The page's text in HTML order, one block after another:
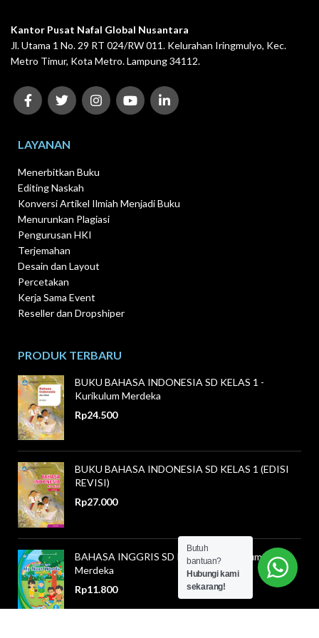
Kantor Pusat Nafal Global Nusantara
Jl. Utama 1 No. 29 RT 024/RW 011. Kelurahan Iringmulyo, Kec.
Metro Timur, Kota Metro. Lampung 34112.
LAYANAN
Menerbitkan Buku
Editing Naskah
Konversi Artikel Ilmiah Menjadi Buku
Menurunkan Plagiasi
Pengurusan HKI
Terjemahan
Desain dan Layout
Percetakan
Kerja Sama Event
Reseller dan Dropshiper
PRODUK TERBARU
BUKU BAHASA INDONESIA SD KELAS 1 -
Kurikulum Merdeka
Rp24.500
BUKU BAHASA INDONESIA SD KELAS 1 (EDISI
REVISI)
Rp27.000
BAHASA INGGRIS SD KELAS 1 Kurikulum
Merdeka
Rp11.800
Butuh
bantuan?
Hubungi kami
sekarang!